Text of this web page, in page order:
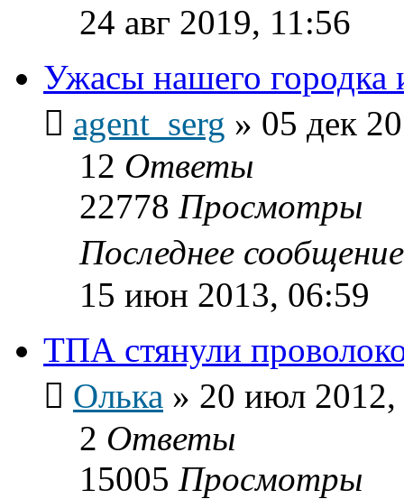
24 авг 2019, 11:56
Ужасы нашего городка
agent_serg » 05 дек
12 Ответы
22778 Просмотры
Последнее
15 июн 2013, 06:59
ТПА стянули
Олька » 20 июл 2012,
2 Ответы
15005 Просмотры